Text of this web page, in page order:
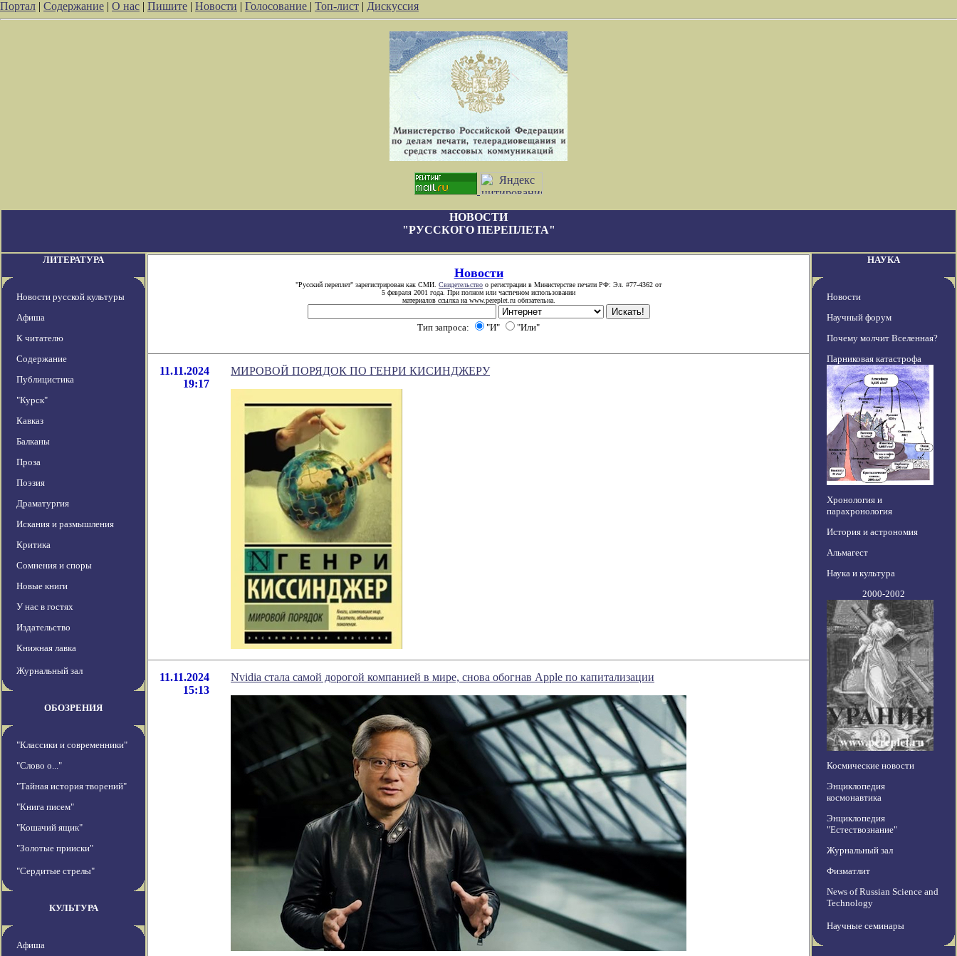
Портал | Содержание | О нас | Пишите | Новости | Голосование | Топ-лист | Дискуссия
НОВОСТИ
"РУССКОГО ПЕРЕПЛЕТА"
ЛИТЕРАТУРА
Новости русской культуры
Афиша
К читателю
Содержание
Публицистика
"Курск"
Кавказ
Балканы
Проза
Поэзия
Драматургия
Искания и размышления
Критика
Сомнения и споры
Новые книги
У нас в гостях
Издательство
Книжная лавка
Журнальный зал
ОБОЗРЕНИЯ
"Классики и современники"
"Слово о..."
"Тайная история творений"
"Книга писем"
"Кошачий ящик"
"Золотые прииски"
"Сердитые стрелы"
КУЛЬТУРА
Афиша
Новости
"Русский переплет" зарегистрирован как СМИ. Свидетельство о регистрации в Министерстве печати РФ: Эл. #77-4362 от
5 февраля 2001 года. При полном или частичном использовании
материалов ссылка на www.pereplet.ru обязательна.
Тип запроса: "И" "Или"
11.11.2024
19:17
МИРОВОЙ ПОРЯДОК ПО ГЕНРИ КИСИНДЖЕРУ
11.11.2024
15:13
Nvidia стала самой дорогой компанией в мире, снова обогнав Apple по капитализации
НАУКА
Новости
Научный форум
Почему молчит Вселенная?
Парниковая катастрофа
Хронология и
парахронология
История и астрономия
Альмагест
Наука и культура
2000-2002
Космические новости
Энциклопедия
космонавтика
Энциклопедия
"Естествознание"
Журнальный зал
Физматлит
News of Russian Science and
Technology
Научные семинары